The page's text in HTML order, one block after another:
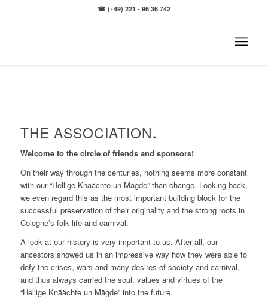
☎ (+49) 221 - 96 36 742
THE ASSOCIATION.
Welcome to the circle of friends and sponsors!
On their way through the centuries, nothing seems more constant
with our “Hellige Knäächte un Mägde” than change. Looking back,
we even regard this as the most important building block for the
successful preservation of their originality and the strong roots in
Cologne’s folk life and carnival.
A look at our history is very important to us. After all, our
ancestors showed us in an impressive way how they were able to
defy the crises, wars and many desires of society and carnival,
and thus always carried the soul, values and virtues of the
“Hellige Knäächte un Mägde” into the future.